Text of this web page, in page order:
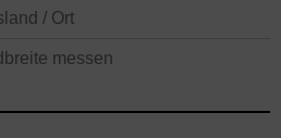
/ Ort
messen